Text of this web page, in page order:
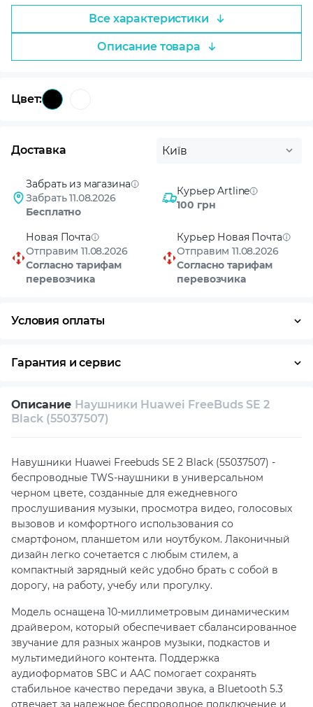
Все характеристики
Описание товара
Цвет:
Доставка Київ
Забрать из магазина
Забрать 11.08.2026
Бесплатно
Курьер Artline
100 грн
Новая Почта
Отправим 11.08.2026
Согласно тарифам
перевозчика
Курьер Новая Почта
Отправим 11.08.2026
Согласно тарифам
перевозчика
Условия оплаты
Гарантия и сервис
Собственный сервисный центр
Описание Наушники Huawei FreeBuds SE 2
Black (55037507)
Навушники Huawei Freebuds SE 2 Black (55037507) -
беспроводные TWS-наушники в универсальном
черном цвете, созданные для ежедневного
прослушивания музыки, просмотра видео, голосовых
вызовов и комфортного использования со
смартфоном, планшетом или ноутбуком. Лаконичный
дизайн легко сочетается с любым стилем, а
компактный зарядный кейс удобно брать с собой в
дорогу, на работу, учебу или прогулку.
Модель оснащена 10-миллиметровым динамическим
драйвером, который обеспечивает сбалансированное
звучание для разных жанров музыки, подкастов и
мультимедийного контента. Поддержка
аудиоформатов SBC и AAC помогает сохранять
стабильное качество передачи звука, а Bluetooth 5.3
отвечает за надежное беспроводное подключение и